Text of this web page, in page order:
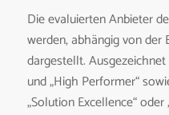
Die evaluierten Anbieter
werden, abhängig von
dargestellt.
und „High Performer“
„Solution Excellence“ oder